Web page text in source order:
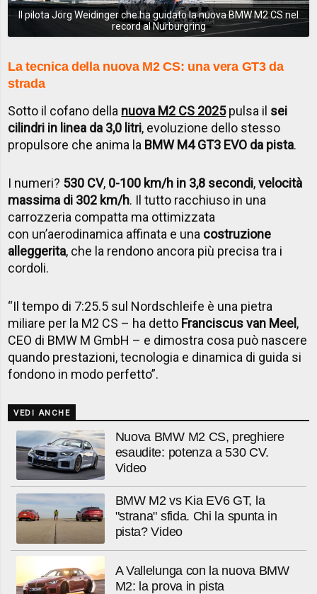
Il pilota Jörg Weidinger che ha guidato la nuova BMW M2 CS nel
record al Nurburgring
La tecnica della nuova M2 CS: una vera GT3 da
strada
Sotto il cofano della nuova M2 CS 2025pulsa il sei
cilindri in linea da 3,0 litri, evoluzione dello stesso
propulsore che anima la BMW M4 GT3 EVO da pista.
I numeri? 530 CV, 0-100 km/h in 3,8 secondi,velocità
massima di 302 km/h. Il tutto racchiuso in una
carrozzeria compatta ma ottimizzata
con un’aerodinamica affinata e una costruzione
alleggerita, che la rendono ancora più precisa tra i
cordoli.
“Il tempo di 7:25.5 sul Nordschleife è una pietra
miliare per la M2 CS – ha detto Franciscus van Meel ,
CEO di BMW M GmbH – e dimostra cosa può nascere
quando prestazioni, tecnologia e dinamica di guida si
fondono in modo perfetto”.
VEDI ANCHE
Nuova BMW M2 CS, preghiere
esaudite: potenza a 530 CV.
Video
BMW M2 vs Kia EV6 GT, la
"strana" sfida. Chi la spunta in
pista? Video
A Vallelunga con la nuova BMW
M2: la prova in pista